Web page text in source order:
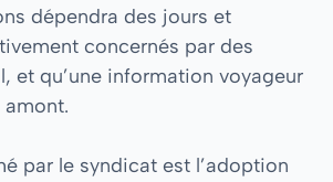
dépendra des jours et
concernés par des
et qu’une information voyageur
amont.
par le syndicat est l’adoption